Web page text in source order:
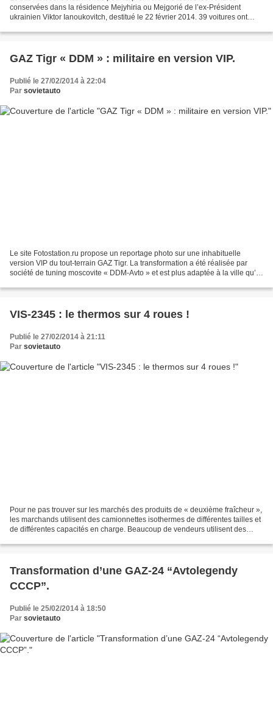
conservées dans la résidence Mejyhiria ou Mejgorié de l’ex-Président
ukrainien Viktor Ianoukovitch, destitué le 22 février 2014. 39 voitures ont
GAZ Tigr « DDM » : militaire en version VIP.
Publié le 27/02/2014 à 22:04
Par sovietauto
Le site Fotostation.ru propose un reportage photo sur une inhabituelle
version VIP du tout-terrain GAZ Tigr. La transformation a été réalisée par
société de tuning moscovite « DDM-Avto » et est plus adaptée à la ville qu’à
VIS-2345 : le thermos sur 4 roues !
Publié le 27/02/2014 à 21:11
Par sovietauto
Pour ne pas trouver sur les marchés des produits de « deuxième fraîcheur »,
les marchands utilisent des camionnettes isothermes de différentes tailles et
de différentes capacités en charge. Beaucoup de vendeurs utilisent des
Transformation d’une GAZ-24 “Avtolegendy
CCCP”.
Publié le 25/02/2014 à 18:50
Par sovietauto